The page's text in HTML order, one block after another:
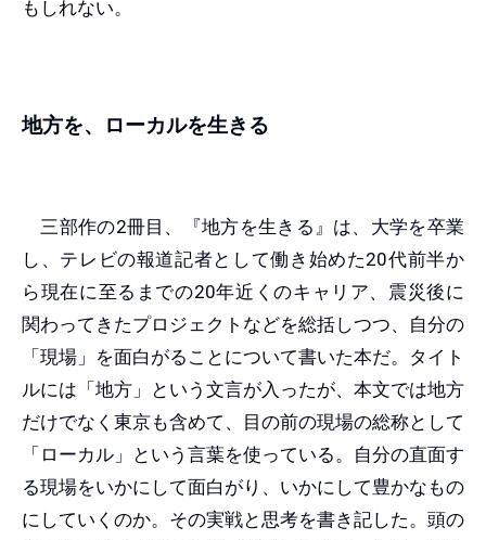
もしれない。
地方を、ローカルを生きる
三部作の2冊目、『地方を生きる』は、大学を卒業
し、テレビの報道記者として働き始めた20代前半か
ら現在に至るまでの20年近くのキャリア、震災後に
関わってきたプロジェクトなどを総括しつつ、自分の
「現場」を面白がることについて書いた本だ。タイト
ルには「地方」という文言が入ったが、本文では地方
だけでなく東京も含めて、目の前の現場の総称として
「ローカル」という言葉を使っている。自分の直面す
る現場をいかにして面白がり、いかにして豊かなもの
にしていくのか。その実戦と思考を書き記した。頭の